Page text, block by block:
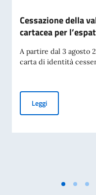
Cessazione della
cartacea per
A partire dal 3 agosto
carta di identità
LeggiCessazione